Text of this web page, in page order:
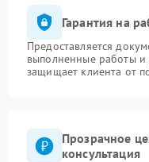
Гарантия на
Предоставляется
выполненные работы и
защищает клиента от
Прозрачное
консультация